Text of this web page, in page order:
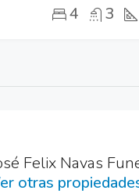
4 3
Felix Navas
otras